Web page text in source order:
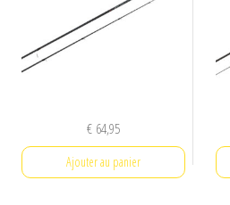
€64,95
Ajouter au panier